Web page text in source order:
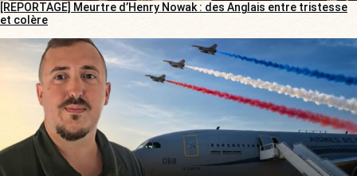
[REPORTAGE] Meurtre d’Henry Nowak : des Anglais entre tristesse
et colère